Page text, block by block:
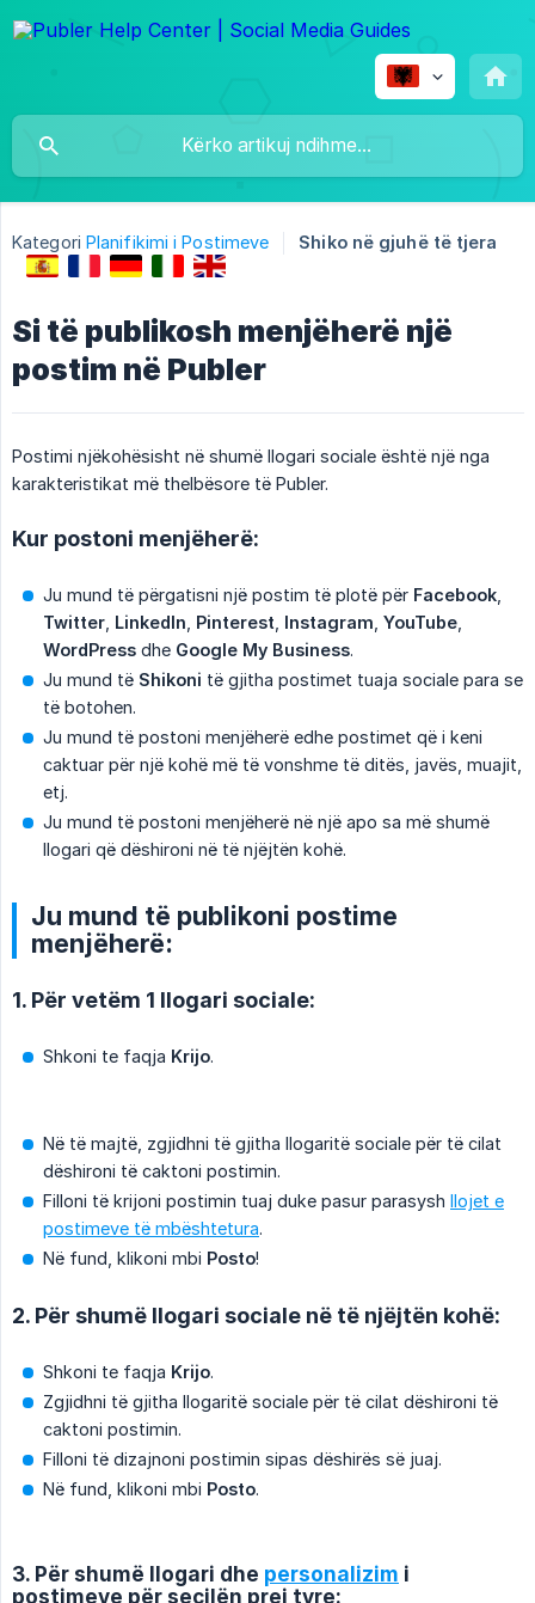
Kategori Planifikimi i Postimeve Shiko në gjuhë të tjera
Si të publikosh menjëherë një
postim në Publer
Postimi njëkohësisht në shumë llogari sociale është një nga
karakteristikat më thelbësore të Publer.
Kur postoni menjëherë:
Ju mund të përgatisni një postim të plotë për Facebook
Twitter LinkedIn Pinterest Instagram YouTube
WordPress dhe Google My Business.
Ju mund të Shikoni të gjitha postimet tuaja sociale para se
të botohen.
Ju mund të postoni menjëherë edhe postimet që i keni
caktuar për një kohë më të vonshme të ditës, javës, muajit,
etj.
Ju mund të postoni menjëherë në një apo sa më shumë
llogari që dëshironi në të njëjtën kohë.
Ju mund të publikoni postime
menjëherë:
1. Për vetëm 1 llogari sociale:
Shkoni te faqja Krijo.
Në të majtë, zgjidhni të gjitha llogaritë sociale për të cilat
dëshironi të caktoni postimin.
Filloni të krijoni postimin tuaj duke pasur parasysh llojet e
postimeve të mbështetura.
Në fund, klikoni mbi Posto!
2. Për shumë llogari sociale në të njëjtën kohë:
Shkoni te faqja Krijo.
Zgjidhni të gjitha llogaritë sociale për të cilat dëshironi të
caktoni postimin.
Filloni të dizajnoni postimin sipas dëshirës së juaj.
Në fund, klikoni mbi Posto.
3. Për shumë llogari dhe personalizim i
postimeve për secilën prej tyre: